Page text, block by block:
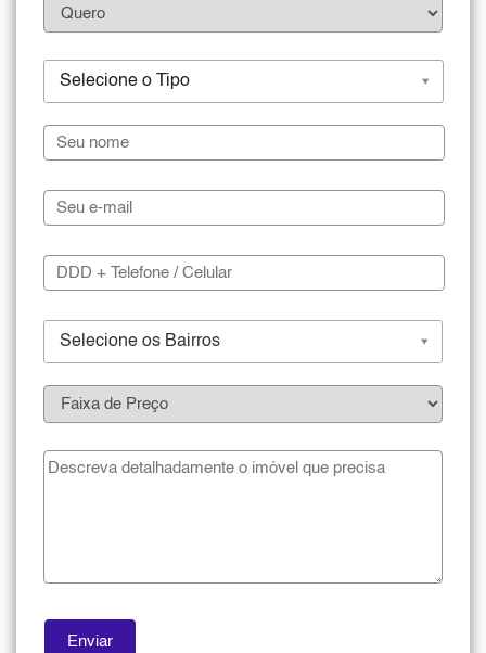
Selecione o Tipo
Selecione os Bairros